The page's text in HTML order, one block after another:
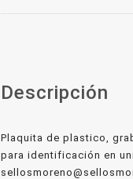
Descripción
Plaquita de plastico,
para identificación en